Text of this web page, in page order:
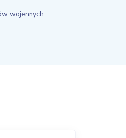
wojennych